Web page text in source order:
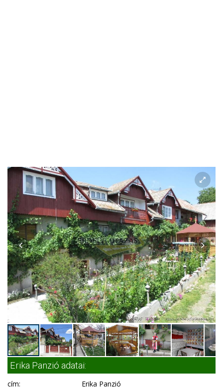
Erika Panzió adatai:
cím:
Erika Panzió